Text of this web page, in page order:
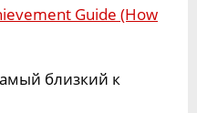
близкий к